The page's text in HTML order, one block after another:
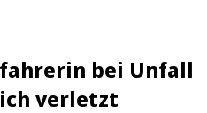
bei Unfall
verletzt